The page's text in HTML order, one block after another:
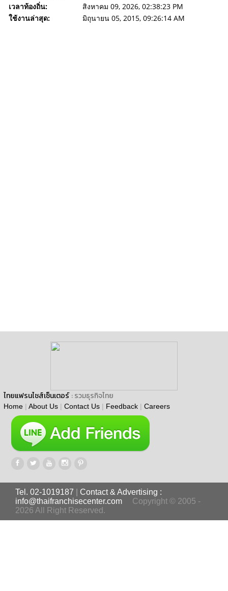
เวลาท้องถิ่น:
สิงหาคม 09, 2026, 02:38:23 PM
ใช้งานล่าสุด:
มิถุนายน 05, 2015, 09:26:14 AM
ไทยแฟรนไชส์เซ็นเตอร์ : รวมธุรกิจไทย
Home | About Us | Contact Us | Feedback | Careers
Tel. 02-1019187
Contact & Advertising :
info@thaifranchisecenter.com
Copyright © 2005 -
2026 All Right Reserved.